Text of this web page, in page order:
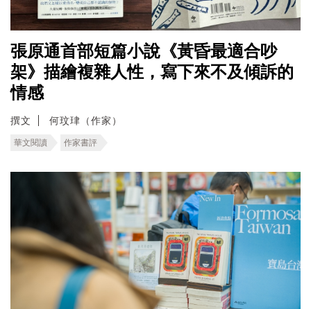
張原通首部短篇小說《黃昏最適合吵
架》描繪複雜人性，寫下來不及傾訴的
情感
撰文 何玟珒（作家）
華文閱讀 作家書評